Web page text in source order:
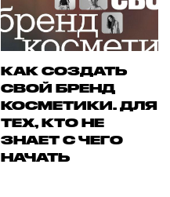
КАК СОЗДАТЬ
СВОЙ БРЕНД
КОСМЕТИКИ. ДЛЯ
ТЕХ, КТО НЕ
ЗНАЕТ С ЧЕГО
НАЧАТЬ